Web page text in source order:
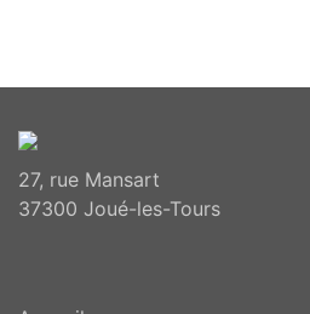
27, rue Mansart
37300 Joué-les-Tours